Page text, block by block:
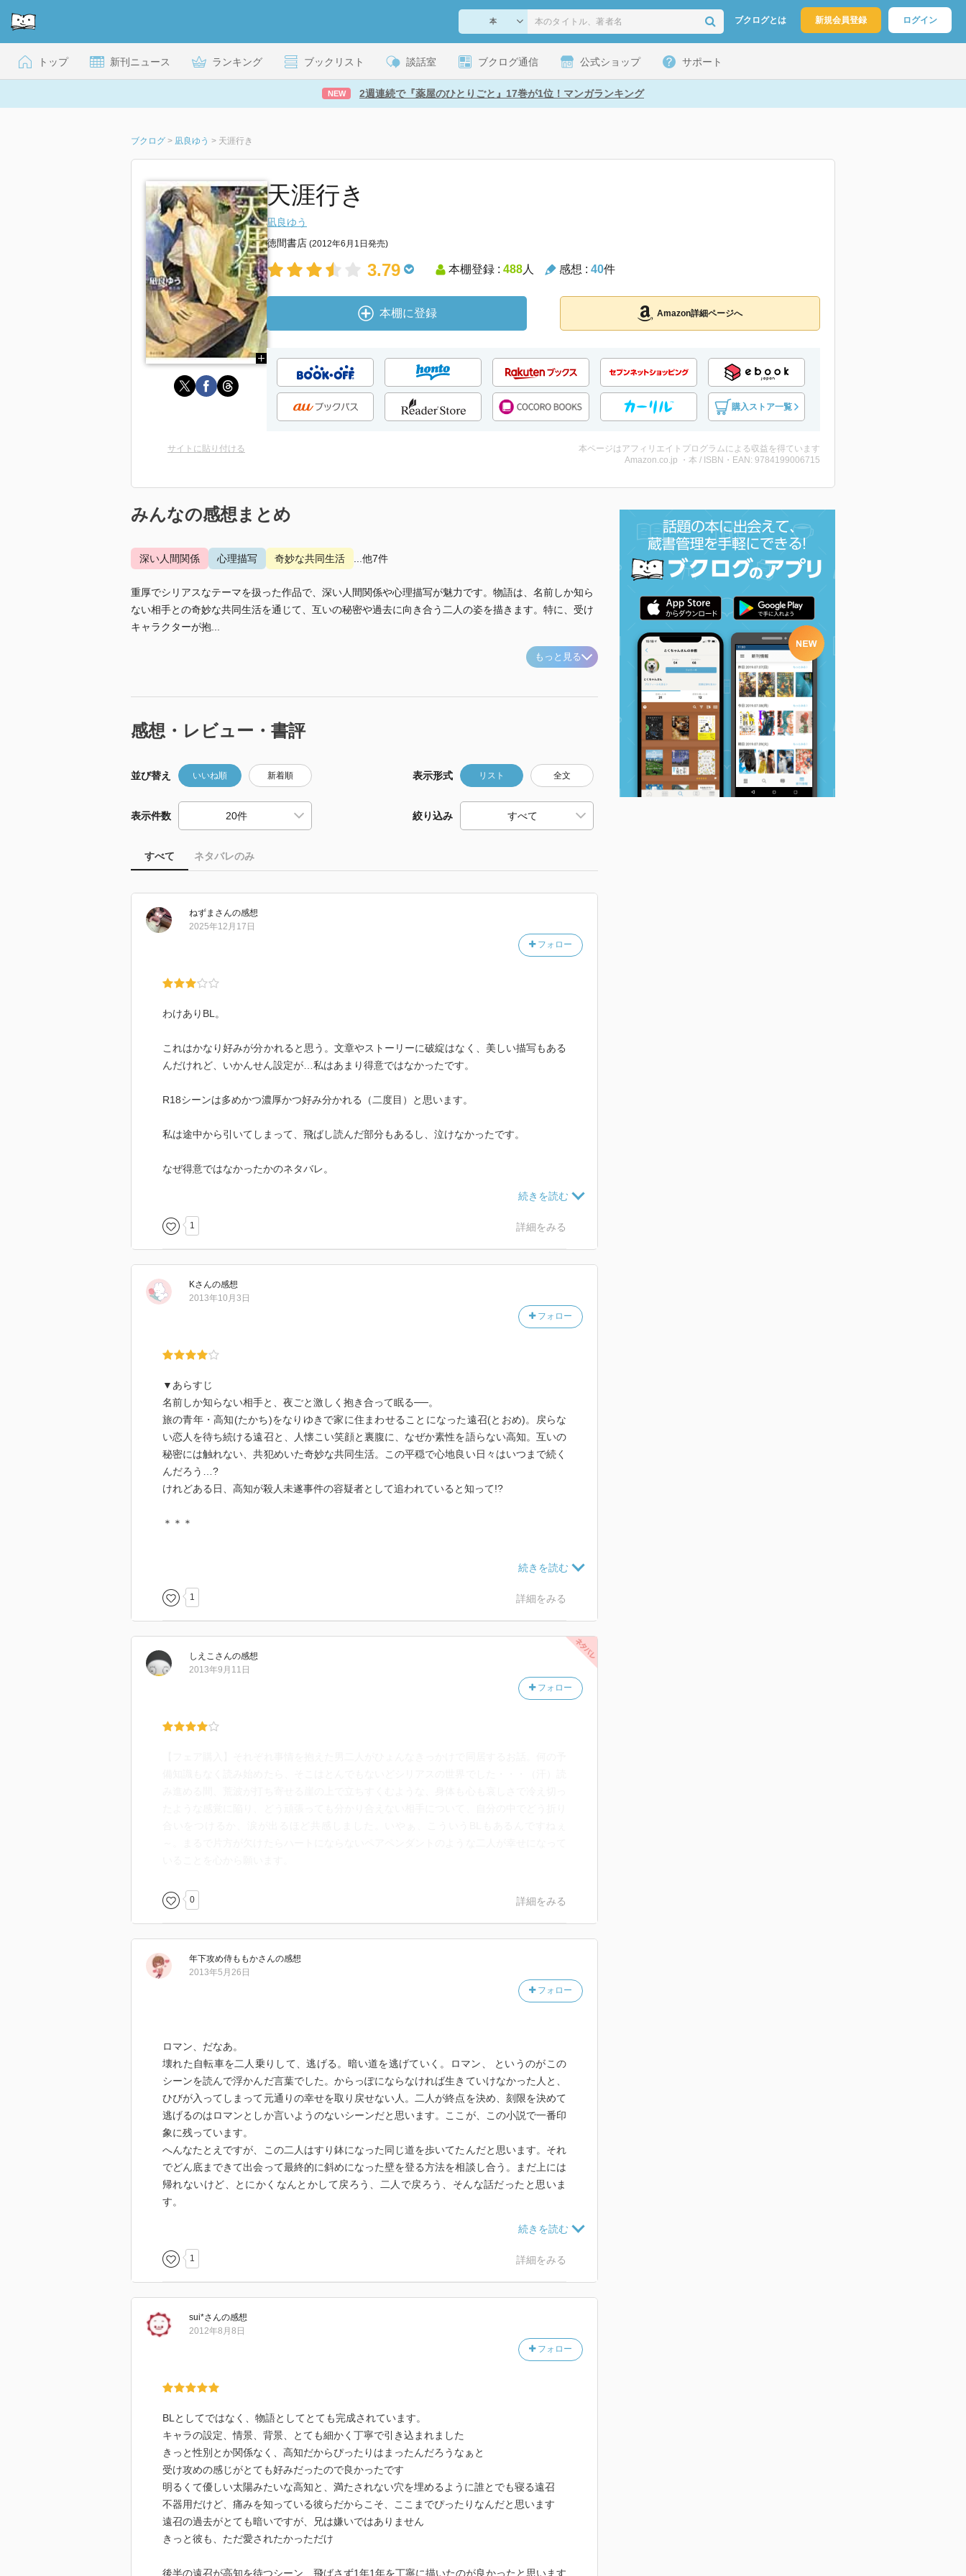
ブクログとは 新規会員登録 ログイン
トップ 新刊ニュース ランキング ブックリスト 談話室 ブクログ通信 公式ショップ サポート
NEW 2週連続で『薬屋のひとりごと』17巻が1位！マンガランキング
ブクログ > 凪良ゆう > 天涯行き
天涯行き
凪良ゆう
徳間書店 (2012年6月1日発売)
3.79 本棚登録 : 488人 感想 : 40件
本棚に登録 Amazon詳細ページへ
購入ストア一覧
サイトに貼り付ける
本ページはアフィリエイトプログラムによる収益を得ています
Amazon.co.jp ・本 / ISBN・EAN: 9784199006715
みんなの感想まとめ
深い人間関係 心理描写 奇妙な共同生活 ...他7件
重厚でシリアスなテーマを扱った作品で、深い人間関係や心理描写が魅力です。物語は、名前しか知ら
ない相手との奇妙な共同生活を通じて、互いの秘密や過去に向き合う二人の姿を描きます。特に、受け
キャラクターが抱...
もっと見る
感想・レビュー・書評
並び替え いいね順 新着順 表示形式 リスト 全文
表示件数 絞り込み
すべて ネタバレのみ
ねずま さんの感想
フォロー
2025年12月17日
わけありBL。
これはかなり好みが分かれると思う。文章やストーリーに破綻はなく、美しい描写もある
んだけれど、いかんせん設定が…私はあまり得意ではなかったです。
R18シーンは多めかつ濃厚かつ好み分かれる（二度目）と思います。
私は途中から引いてしまって、飛ばし読んだ部分もあるし、泣けなかったです。
なぜ得意ではなかったかのネタバレ。
悪は抱かないんだけど、性暴力もギリいけるけど、このお話の中の性虐待は本当にキツ
い。人間の尊厳を奪うかのようなやり方です。いや、虐待も性暴力もそうなんだけども、
かなりヘビー。
に交われない、ねじれの位置にいるんだろうなと思う。
1 詳細をみる
Kさんの感想
フォロー
2013年10月3日
▼あらすじ
名前しか知らない相手と、夜ごと激しく抱き合って眠る──。
旅の青年・高知(たかち)をなりゆきで家に住まわせることになった遠召(とおめ)。戻らな
い恋人を待ち続ける遠召と、人懐こい笑顔と裏腹に、なぜか素性を語らない高知。互いの
秘密には触れない、共犯めいた奇妙な共同生活。この平穏で心地良い日々はいつまで続く
んだろう…?
けれどある日、高知が殺人未遂事件の容疑者として追われていると知って!?
＊＊＊
とにかくラストが良かったです。決して派手じゃないし、幸せに満ち溢れてる訳でもな
い。ただ静かに息衝くようなラストに心を打たれました。
暗くて長いトンネルを歩き続けて、やっと出口への光が見えた…そんな希望のあるラスト
1 詳細をみる
しえこ さんの感想
フォロー
2013年9月11日
0 詳細をみる
年下攻め侍ももかさんの感想
フォロー
2013年5月26日
ロマン、だなあ。
壊れた自転車を二人乗りして、逃げる。暗い道を逃げていく。ロマン、 というのがこの
シーンを読んで浮かんだ言葉でした。からっぽにならなければ生きていけなかった人と、
ひびが入ってしまって元通りの幸せを取り戻せない人。二人が終点を決め、刻限を決めて
逃げるのはロマンとしか言いようのないシーンだと思います。ここが、この小説で一番印
象に残っています。
へんなたとえですが、この二人はすり鉢になった同じ道を歩いてたんだと思います。それ
でどん底まできて出会って最終的に斜めになった壁を登る方法を相談し合う。まだ上には
帰れないけど、とにかくなんとかして戻ろう、二人で戻ろう、そんな話だったと思いま
す。
持ちで読めました。ずっと夜で静まり返った森ではなくて、だんだん明るくなり、朝にな
り昼になり鳥がさえずっているような。いろんな思惑があって、どうにもならない不器用
さを癒してくれる気がしました。
でしょう。待つ、ということの穏やかさをこの人が知れたのはとてもよかった。前向きな
約束を守りながら待って、出会いと同じシーンを、まったく違う心境で迎える。やっぱり
になってほしいです。
1 詳細をみる
sui*さんの感想
フォロー
2012年8月8日
BLとしてではなく、物語としてとても完成されています。
キャラの設定、情景、背景、とても細かく丁寧で引き込まれました
きっと性別とか関係なく、高知だからぴったりはまったんだろうなぁと
受け攻めの感じがとても好みだったので良かったです
明るくて優しい太陽みたいな高知と、満たされない穴を埋めるように誰とでも寝る遠召
不器用だけど、痛みを知っている彼らだからこそ、ここまでぴったりなんだと思います
遠召の過去がとても暗いですが、兄は嫌いではありません
きっと彼も、ただ愛されたかっただけ
後半の遠召が高知を待つシーン、飛ばさず1年1年を丁寧に描いたのが良かったと思います